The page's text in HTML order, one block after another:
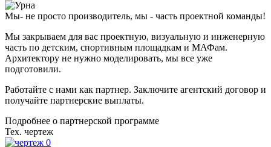
Мы- не просто производитель, мы - часть проектной команды!
Мы закрываем для вас проектную, визуальную и инженерную
часть по детским, спортивным площадкам и МАФам.
Архитектору не нужно моделировать, мы все уже
подготовили.
Работайте с нами как партнер. Заключите агентский договор и
получайте партнерские выплаты.
Подробнее о партнерской программе
Тех. чертеж